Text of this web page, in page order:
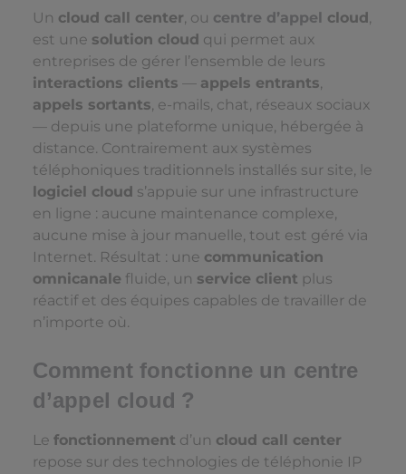
Un cloud call center, ou centre d’appel cloud ,
est une solution cloud qui permet aux
entreprises de gérer l’ensemble de leurs
interactions clients — appels entrants,
appels sortants, e-mails, chat, réseaux sociaux
— depuis une plateforme unique, hébergée à
distance. Contrairement aux systèmes
téléphoniques traditionnels installés sur site, le
logiciel cloud s’appuie sur une infrastructure
en ligne : aucune maintenance complexe,
aucune mise à jour manuelle, tout est géré via
Internet. Résultat : une communication
omnicanale fluide, un service client plus
réactif et des équipes capables de travailler de
n’importe où.
Comment fonctionne un centre
d’appel cloud ?
Le fonctionnement d’un cloud call center
repose sur des technologies de téléphonie IP